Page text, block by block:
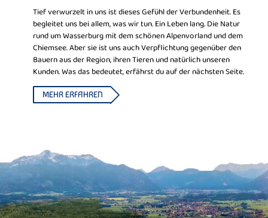
Tief verwurzelt in uns ist dieses Gefühl der Verbundenheit. Es
begleitet uns bei allem, was wir tun. Ein Leben lang. Die Natur
rund um Wasserburg mit dem schönen Alpenvorland und dem
Chiemsee. Aber sie ist uns auch Verpflichtung gegenüber den
Bauern aus der Region, ihren Tieren und natürlich unseren
Kunden. Was das bedeutet, erfährst du auf der nächsten Seite.
MEHR ERFAHREN